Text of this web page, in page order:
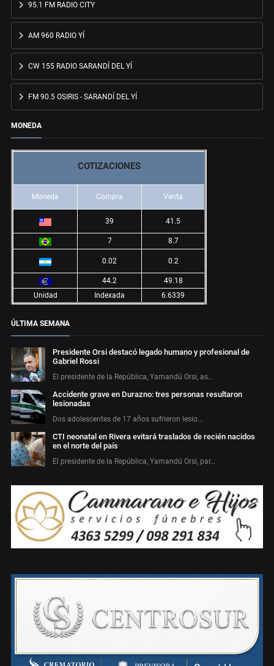
95.1 FM RADIO CITY
AM 960 RADIO YÍ
CW 155 RADIO SARANDÍ DEL YÍ
FM 90.5 OSIRIS - SARANDÍ DEL YÍ
MONEDA
COTIZACIONES
Moneda Compra Venta
39 41.5
7 8.7
0.02 0.2
44.2
49.18
Unidad
Indexada 6.6339
ÚLTIMA SEMANA
Presidente Orsi destacó legado humano y profesional de
Gabriel Rossi
El presidente de la República, Yamandú Orsi, as…
Accidente grave en Durazno: tres personas resultaron
lesionadas
Dos adolescentes de 17 años sufrieron lesio…
CTI neonatal en Rivera evitará traslados de recién nacidos
en el norte del país
El presidente de la República, Yamandú Orsi, par…